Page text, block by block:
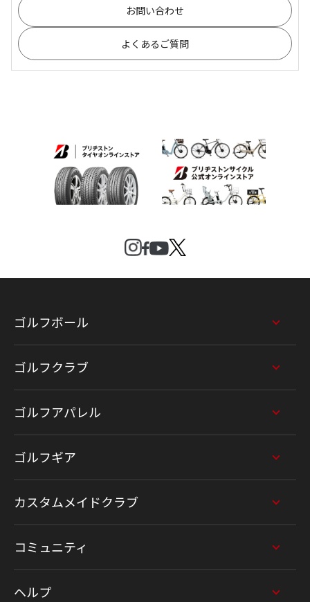
お問い合わせ
よくあるご質問
ゴルフボール
ゴルフクラブ
ゴルフアパレル
ゴルフギア
カスタムメイドクラブ
コミュニティ
ヘルプ